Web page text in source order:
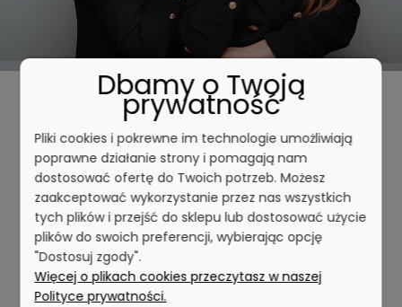
Biżuteria, która podkreśla Ciebie
Tworzymy biżuterię dla kobiet, które cenią
ponadczasowe piękno, staranne wykonanie i
wyraziste detale. Każdy model może stać się
subtelnym dopełnieniem codzienności lub
wyjątkowym akcentem na ważne okazje.
Odkryj kolekcję
Dbamy o Twoją
prywatność
Pliki cookies i pokrewne im technologie umożliwiają
poprawne działanie strony i pomagają nam
dostosować ofertę do Twoich potrzeb. Możesz
zaakceptować wykorzystanie przez nas wszystkich
tych plików i przejść do sklepu lub dostosować użycie
plików do swoich preferencji, wybierając opcję
"Dostosuj zgody".
Więcej o plikach cookies przeczytasz w naszej
Polityce prywatności.